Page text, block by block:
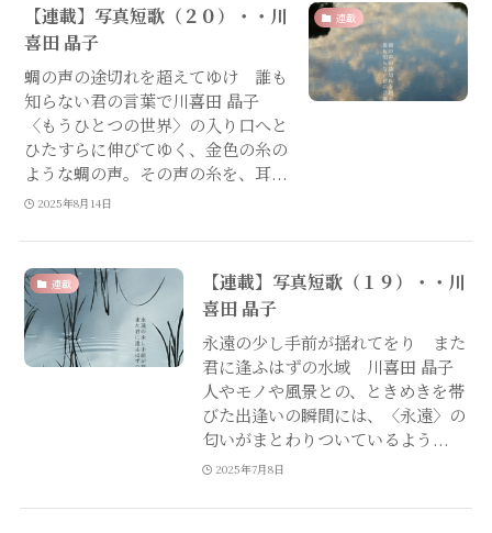
連載
【連載】写真短歌（２０）・・川
喜田 晶子
蜩の声の途切れを超えてゆけ 誰も
知らない君の言葉で川喜田 晶子
〈もうひとつの世界〉の入り口へと
ひたすらに伸びてゆく、金色の糸の
ような蜩の声。その声の糸を、耳...
2025年8月14日
連載
【連載】写真短歌（１９）・・川
喜田 晶子
永遠の少し手前が揺れてをり また
君に逢ふはずの水域 川喜田 晶子
人やモノや風景との、ときめきを帯
びた出逢いの瞬間には、〈永遠〉の
匂いがまとわりついているよう...
2025年7月8日